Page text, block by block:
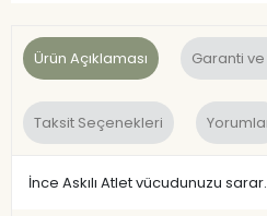
Ürün Açıklaması Garanti
Taksit Seçenekleri
İnce Askılı Atlet vücudunuzu sarar.